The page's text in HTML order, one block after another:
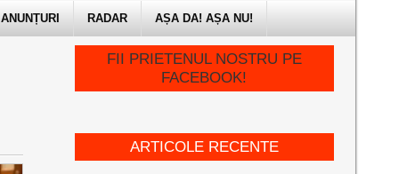
ANUNȚURI RADAR AȘA DA! AȘA NU!
FII PRIETENUL NOSTRU PE
FACEBOOK!
ARTICOLE RECENTE